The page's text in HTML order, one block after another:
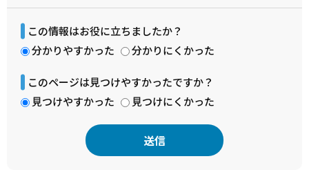
この情報はお役に立ちましたか？
分かりやすかった
分かりにくかった
このページは見つけやすかったですか？
見つけやすかった
見つけにくかった